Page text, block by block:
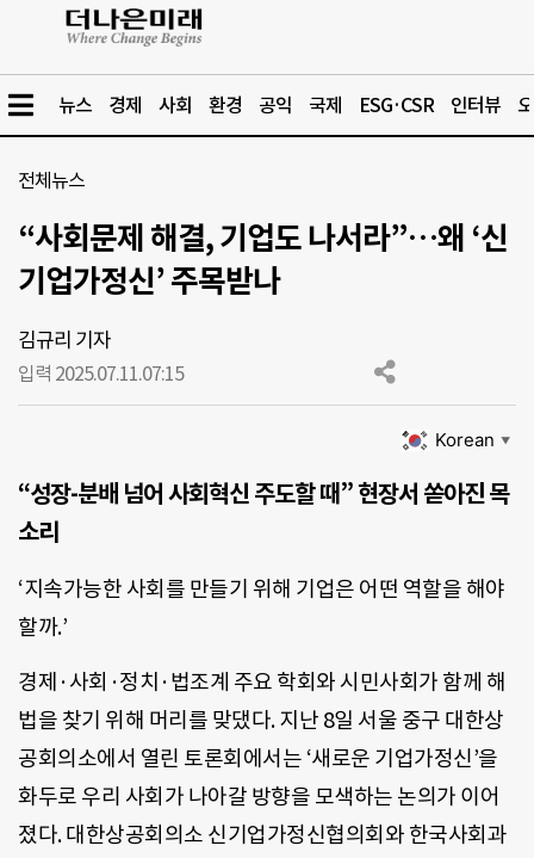
뉴스 경제 사회 환경 공익 국제 ESG·CSR 인터뷰
전체뉴스
“사회문제 해결, 기업도 나서라”…왜 ‘신
기업가정신’ 주목받나
김규리 기자
입력 2025.07.11.07:15
Korean ▼
“성장-분배 넘어 사회혁신 주도할 때” 현장서 쏟아진 목
소리
‘지속가능한 사회를 만들기 위해 기업은 어떤 역할을 해야
할까.’
경제·사회·정치·법조계 주요 학회와 시민사회가 함께 해
법을 찾기 위해 머리를 맞댔다. 지난 8일 서울 중구 대한상
공회의소에서 열린 토론회에서는 ‘새로운 기업가정신’을
화두로 우리 사회가 나아갈 방향을 모색하는 논의가 이어
졌다. 대한상공회의소 신기업가정신협의회와 한국사회과